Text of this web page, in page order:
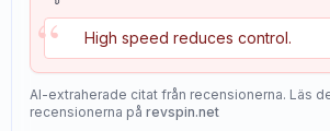
“ High speed reduces control.
AI-extraherade citat från recensionerna. Läs
recensionerna på revspin.net